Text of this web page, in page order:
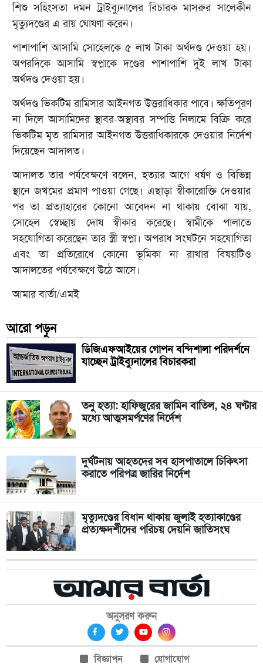
শিশু সহিংসতা দমন ট্রাইব্যুনালের বিচারক মাসরুর সালেকীন
মৃত্যুদণ্ডের এ রায় ঘোষণা করেন।
পাশাপাশি আসামি সোহেলকে ৫ লাখ টাকা অর্থদণ্ড দেওয়া হয়।
অপরদিকে আসামি স্বপ্নাকে দণ্ডের পাশাপাশি দুই লাখ টাকা
অর্থদণ্ড দেওয়া হয়।
অর্থদণ্ড ভিকটিম রামিসার আইনগত উত্তরাধিকার পাবে। ক্ষতিপূরণ
না দিলে আসামিদের স্থাবর-অস্থাবর সম্পত্তি নিলামে বিক্রি করে
ভিকটিম মৃত রামিসার আইনগত উত্তরাধিকারকে দেওয়ার নির্দেশ
দিয়েছেন আদালত।
আদালত তার পর্যবেক্ষণে বলেন, হত্যার আগে ধর্ষণ ও বিভিন্ন
স্থানে জখমের প্রমাণ পাওয়া গেছে। এছাড়া স্বীকারোক্তি দেওয়ার
পর তা প্রত্যাহারের কোনো আবেদন না থাকায় বোঝা যায়,
সোহেল স্বেচ্ছায় দোষ স্বীকার করেছে। স্বামীকে পালাতে
সহযোগিতা করেছেন তার স্ত্রী স্বপ্না। অপরাধ সংঘটনে সহযোগিতা
এবং তা প্রতিরোধে কোনো ভূমিকা না রাখার বিষয়টিও
আদালতের পর্যবেক্ষণে উঠে আসে।
আমার বার্তা/এমই
আরো পড়ুন
ডিজিএফআইয়ের গোপন বন্দিশালা পরিদর্শনে
যাচ্ছেন ট্রাইব্যুনালের বিচারকরা
তনু হত্যা: হাফিজুরের জামিন বাতিল, ২৪ ঘণ্টার
মধ্যে আত্মসমর্পণের নির্দেশ
দুর্ঘটনায় আহতদের সব হাসপাতালে চিকিৎসা
করাতে পরিপত্র জারির নির্দেশ
মৃত্যুদণ্ডের বিধান থাকায় জুলাই হত্যাকাণ্ডের
প্রত্যক্ষদর্শীদের পরিচয় দেয়নি জাতিসংঘ
অনুসরণ করুন
বিজ্ঞাপন যোগাযোগ